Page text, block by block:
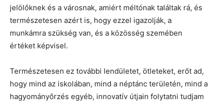
jelölőknek és a városnak, amiért méltónak találtak rá, és
természetesen azért is, hogy ezzel igazolják, a
munkámra szükség van, és a közösség szemében
értéket képvisel.
Természetesen ez további lendületet, ötleteket, erőt ad,
hogy mind az iskolában, mind a néptánc területén, mind a
hagyományőrzés egyéb, innovatív útjain folytatni tudjam